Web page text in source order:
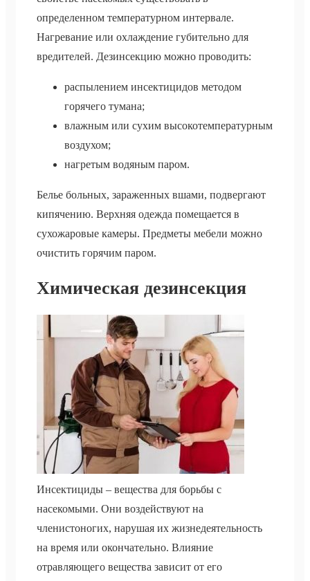
определенном температурном интервале.
Нагревание или охлаждение губительно для
вредителей. Дезинсекцию можно проводить:
распылением инсектицидов методом
горячего тумана;
влажным или сухим высокотемпературным
воздухом;
нагретым водяным паром.
Белье больных, зараженных вшами, подвергают
кипячению. Верхняя одежда помещается в
сухожаровые камеры. Предметы мебели можно
очистить горячим паром.
Химическая дезинсекция
Инсектициды – вещества для борьбы с
насекомыми. Они воздействуют на
членистоногих, нарушая их жизнедеятельность
на время или окончательно. Влияние
отравляющего вещества зависит от его